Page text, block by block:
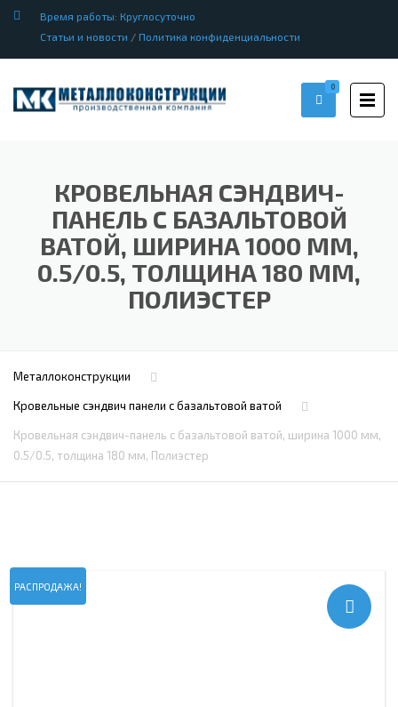
Время работы: Круглосуточно
Статьи и новости / Политика конфиденциальности
0
КРОВЕЛЬНАЯ СЭНДВИЧ-
ПАНЕЛЬ С БАЗАЛЬТОВОЙ
ВАТОЙ, ШИРИНА 1000 ММ,
0.5/0.5, ТОЛЩИНА 180 ММ,
ПОЛИЭСТЕР
Металлоконструкции
Кровельные сэндвич панели c базальтовой ватой
Кровельная сэндвич-панель с базальтовой ватой, ширина 1000 мм,
0.5/0.5, толщина 180 мм, Полиэстер
РАСПРОДАЖА!